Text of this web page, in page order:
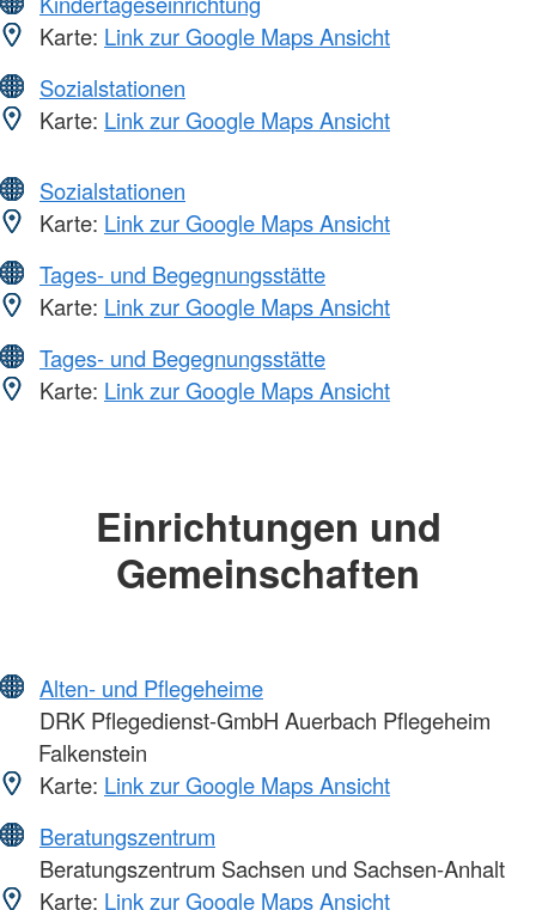
Karte: Link zur Google Maps Ansicht
Sozialstationen
Karte: Link zur Google Maps Ansicht
Sozialstationen
Karte: Link zur Google Maps Ansicht
Tages- und Begegnungsstätte
Karte: Link zur Google Maps Ansicht
Tages- und Begegnungsstätte
Karte: Link zur Google Maps Ansicht
Einrichtungen und
Gemeinschaften
Alten- und Pflegeheime
DRK Pflegedienst-GmbH Auerbach Pflegeheim
Falkenstein
Karte: Link zur Google Maps Ansicht
Beratungszentrum
Beratungszentrum Sachsen und Sachsen-Anhalt
Karte: Link zur Google Maps Ansicht